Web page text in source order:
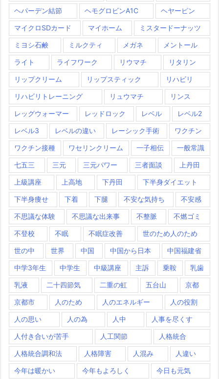
ヘパーデン結節 ヘモグロビンA1C ヘヤーピン
マイクロSDカード マイホーム ミスタードーナッツ
ミヨシ石鹸 ミルクティ メガネ メントール
ライト ライフワーク リウマチ リタリン
リップクリーム リップスティック リハビリ
リハビリトレーニング リュウマチ リンス
レッグウォーマー レッドロック レベル レベル2
レベル3 レベルの違い レーシック手術 ワクチン
ワクチン接種 ワセリンクリーム 一子相伝 一般常識
七五三 三元 三元パワー 三者面談 上丹田
上級講座 上高地 下丹田 下半身ダイエット
下半身痩せ 下着 下腿 不安な気持ち 不安感
不思議な体験 不思議な出来事 不整脈 不燃ゴミ
不登校 不眠 不眠症改善 世のため人のため
世の中 世界 中国 中国から日本 中国福建省
中学3年生 中学生 中級講座 主訴 乗鞍 乳歯
乳液 二十四節気 二重の虹 五台山 京都
京都市 人のため 人のエネルギー 人の役割
人の思い 人の為 人中 人事を尽くす
人付き合いが苦手 人工関節 人格統合
人格統合調和法 人格障害 人混み 人違い
今年は暖かい 今年もよろしく 今日も元気